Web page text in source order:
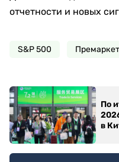
отчетности и новых
S&P 500
По
в